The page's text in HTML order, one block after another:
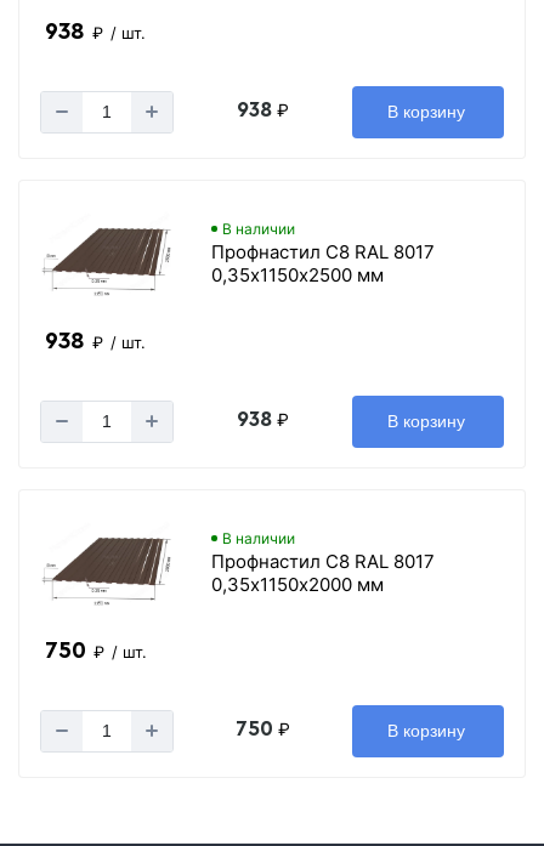
938 ₽ / шт.
938₽ В корзину
В наличии
Профнастил С8 RAL 8017
0,35х1150х2500 мм
938 ₽ / шт.
938₽ В корзину
В наличии
Профнастил С8 RAL 8017
0,35х1150х2000 мм
750 ₽ / шт.
750 ₽ В корзину